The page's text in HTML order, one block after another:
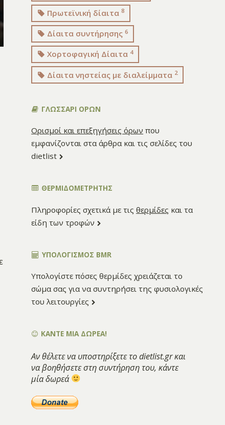
Πρωτεϊνική δίαιτα8
Δίαιτα συντήρησης6
Χορτοφαγική Δίαιτα 4
Δίαιτα νηστείας με διαλείμματα 2
ΓΛΩΣΣΑΡΙ ΟΡΩΝ
Ορισμοί και επεξηγήσεις όρων που
εμφανίζονται στα άρθρα και τις σελίδες του
dietlist
ΘΕΡΜΙΔΟΜΕΤΡΗΤΗΣ
Πληροφορίες σχετικά με τιςθερμίδες και τα
είδη των τροφών
ΥΠΟΛΟΓΙΣΜΌΣ BMR
Υπολογίστε πόσες θερμίδες χρειάζεται το
σώμα σας για να συντηρήσει της φυσιολογικές
του λειτουργίες
ΚΑΝΤΕ ΜΙΑ ΔΩΡΕΑ!
Αν θέλετε να υποστηρίξετε το dietlist.gr και
να βοηθήσετε στη συντήρηση του, κάντε
μία δωρεά